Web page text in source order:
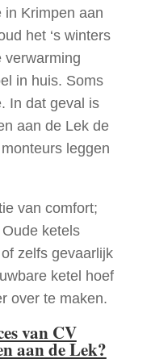
in Krimpen aan
het ‘s winters
verwarming
in huis. Soms
In dat geval is
aan de Lek de
leggen
van comfort;
ketels
zelfs gevaarlijk
ketel hoef
over te maken.
van CV
aan de Lek?